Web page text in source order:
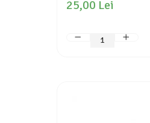
25,00 Lei